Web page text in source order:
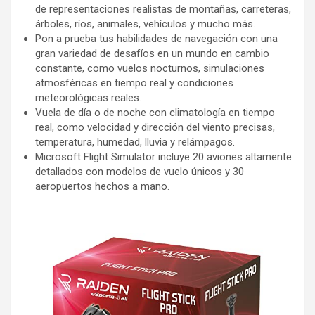
de representaciones realistas de montañas, carreteras,
árboles, ríos, animales, vehículos y mucho más.
Pon a prueba tus habilidades de navegación con una
gran variedad de desafíos en un mundo en cambio
constante, como vuelos nocturnos, simulaciones
atmosféricas en tiempo real y condiciones
meteorológicas reales.
Vuela de día o de noche con climatología en tiempo
real, como velocidad y dirección del viento precisas,
temperatura, humedad, lluvia y relámpagos.
Microsoft Flight Simulator incluye 20 aviones altamente
detallados con modelos de vuelo únicos y 30
aeropuertos hechos a mano.